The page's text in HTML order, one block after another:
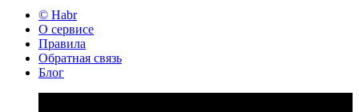
© Habr
О сервисе
Правила
Обратная связь
Блог